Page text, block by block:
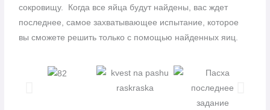
сокровищу. Когда все яйца будут найдены, вас ждет
последнее, самое захватывающее испытание, которое
вы сможете решить только с помощью найденных яиц.